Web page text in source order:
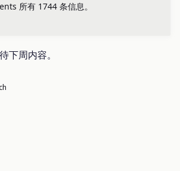
所有 1744 条信息。
下周内容。